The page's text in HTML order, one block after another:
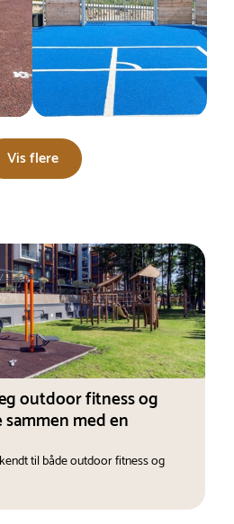
Vis flere
outdoor fitness og
med en
til både outdoor fitness og